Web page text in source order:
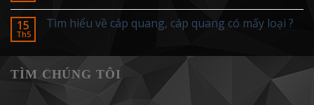
24Port
15
Th5
Tìm hiểu về cáp quang, cáp quang có mấy loại ?
TÌM CHÚNG TÔI